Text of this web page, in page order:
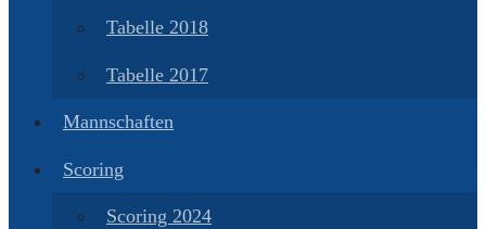
Tabelle 2018
Tabelle 2017
Mannschaften
Scoring
Scoring 2024